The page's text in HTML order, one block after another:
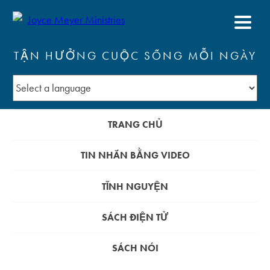
TẬN HƯỞNG CUỘC SỐNG MỖI NGÀY
TRANG CHỦ
TIN NHẮN BẰNG VIDEO
TĨNH NGUYỆN
SÁCH ĐIỆN TỬ
SÁCH NÓI